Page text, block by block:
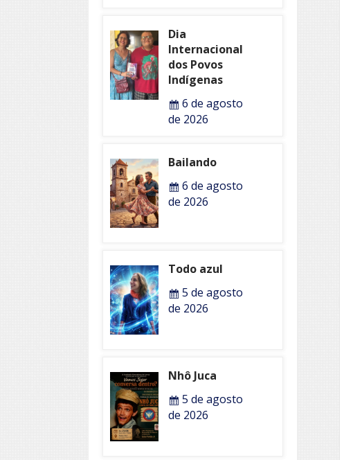
Dia
Internacional
dos Povos
Indígenas
6 de agosto
de 2026
Bailando
6 de agosto
de 2026
Todo azul
5 de agosto
de 2026
Nhô Juca
5 de agosto
de 2026